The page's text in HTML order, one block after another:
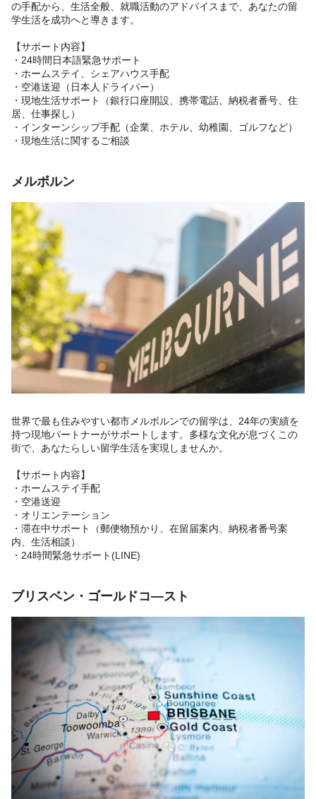
の手配から、生活全般、就職活動のアドバイスまで、あなたの留
学生活を成功へと導きます。
【サポート内容】
・24時間日本語緊急サポート
・ホームステイ、シェアハウス手配
・空港送迎（日本人ドライバー）
・現地生活サポート（銀行口座開設、携帯電話、納税者番号、住
居、仕事探し）
・インターンシップ手配（企業、ホテル、幼稚園、ゴルフなど）
・現地生活に関するご相談
メルボルン
世界で最も住みやすい都市メルボルンでの留学は、24年の実績を
持つ現地パートナーがサポートします。多様な文化が息づくこの
街で、あなたらしい留学生活を実現しませんか。
【サポート内容】
・ホームステイ手配
・空港送迎
・オリエンテーション
・滞在中サポート（郵便物預かり、在留届案内、納税者番号案
内、生活相談）
・24時間緊急サポート(LINE)
ブリスベン・ゴールドコ―スト